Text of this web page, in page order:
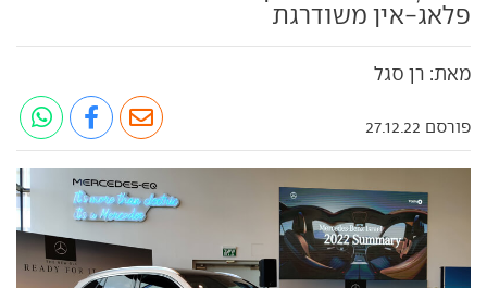
פלאג-אין משודרגת
מאת: רן סגל
פורסם 27.12.22